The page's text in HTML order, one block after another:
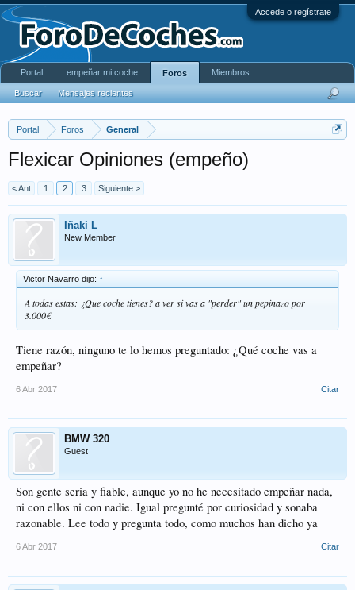
Accede o regístrate
Portal Foros General
Flexicar Opiniones (empeño)
< Ant 1 2 3 Siguiente >
Iñaki L
New Member
Victor Navarro dijo: ↑
A todas estas: ¿Que coche tienes? a ver si vas a "perder" un pepinazo por
3.000€
Tiene razón, ninguno te lo hemos preguntado: ¿Qué coche vas a
empeñar?
6 Abr 2017 Citar
BMW 320
Guest
Son gente seria y fiable, aunque yo no he necesitado empeñar nada,
ni con ellos ni con nadie. Igual pregunté por curiosidad y sonaba
razonable. Lee todo y pregunta todo, como muchos han dicho ya
6 Abr 2017 Citar
Portal empeñar mi coche Foros
Buscar Mensajes recientes
Miembros